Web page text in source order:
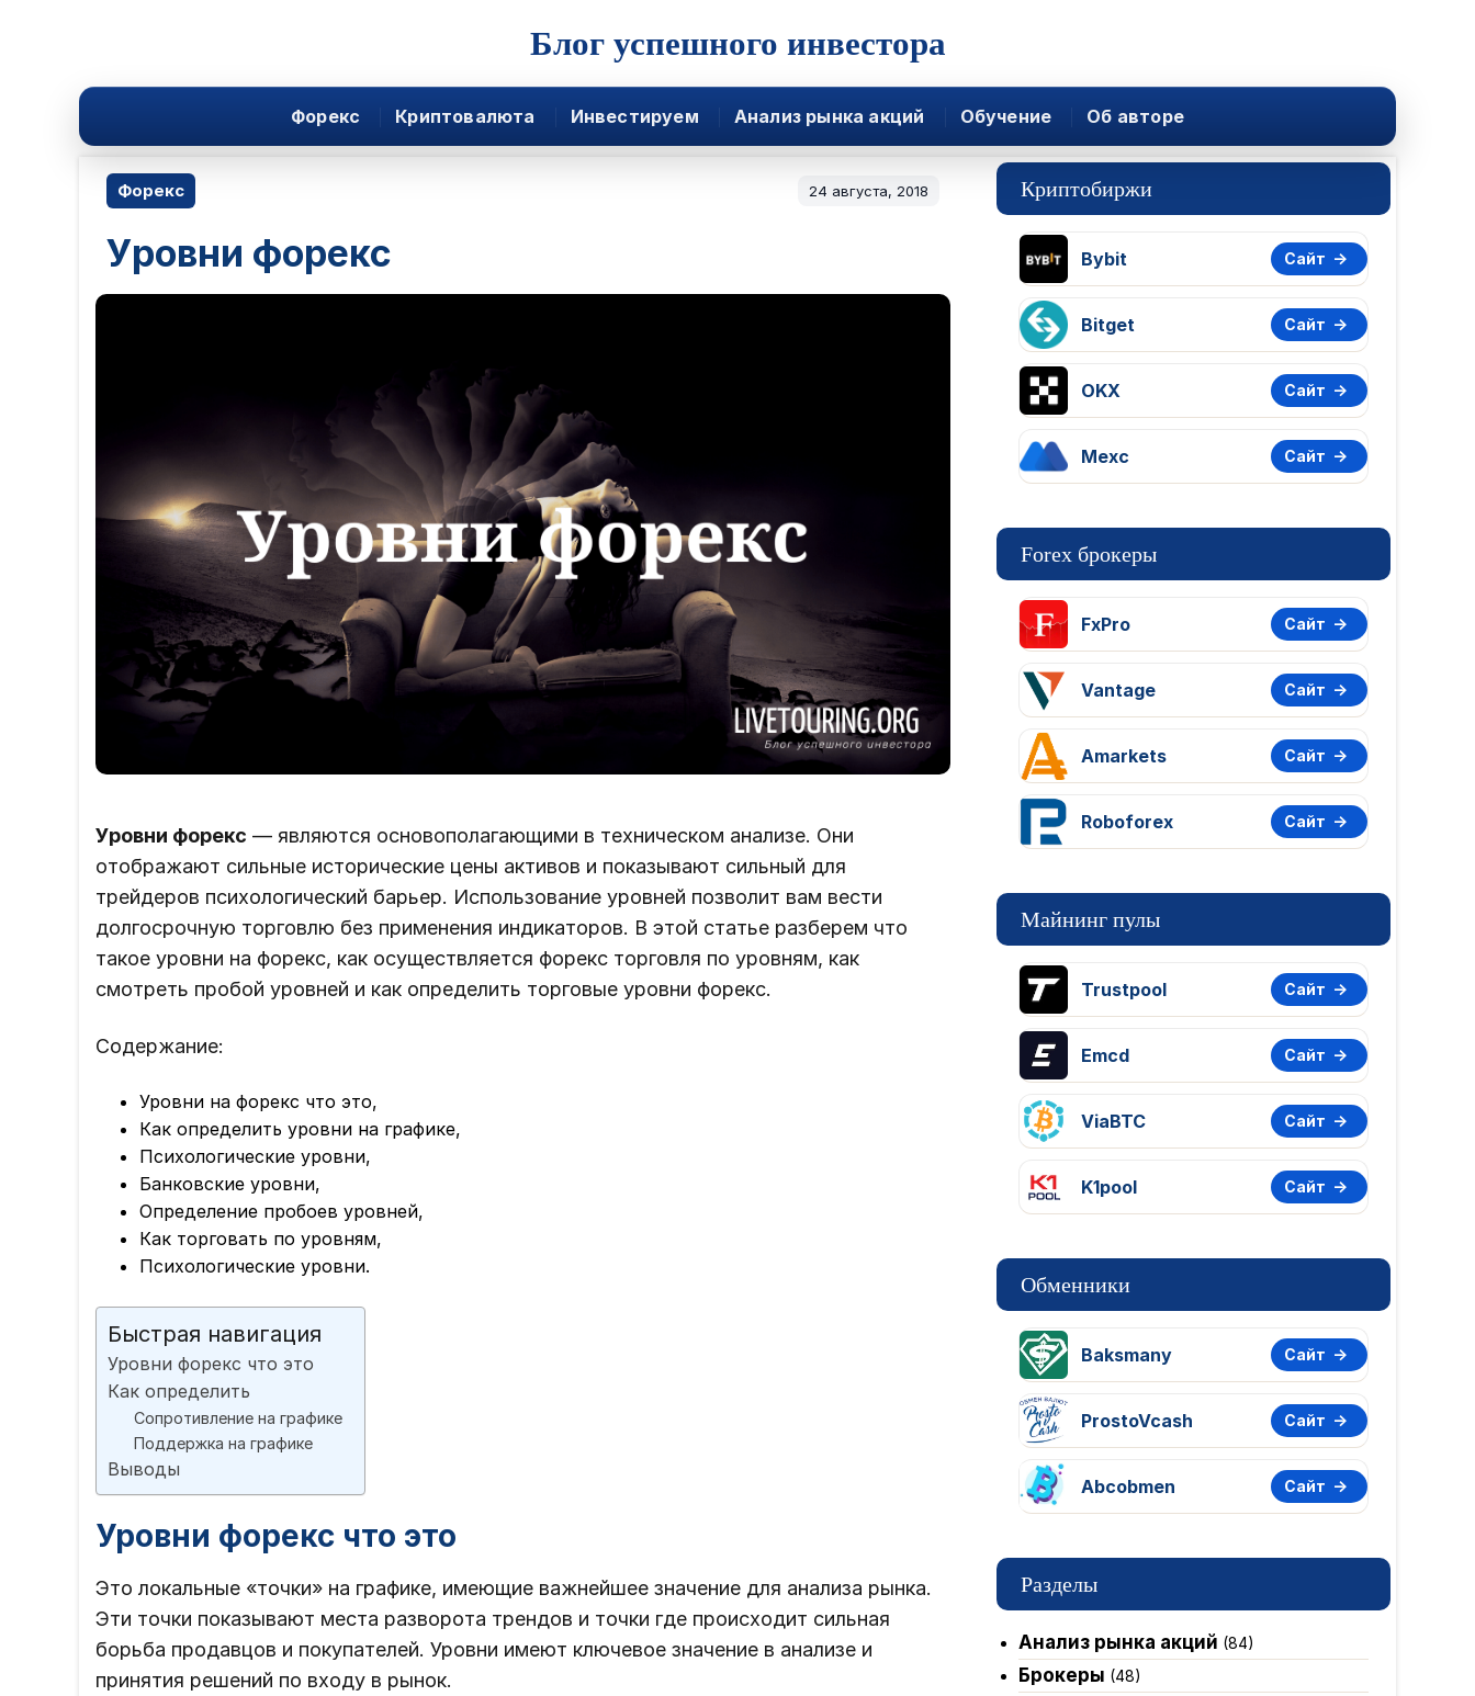
Блог успешного инвестора
Форекс Криптовалюта Инвестируем Анализ рынка акций Обучение Об авторе
Форекс 24 августа, 2018
Уровни форекс
Уровни форекс — являются основополагающими в техническом анализе. Они
отображают сильные исторические цены активов и показывают сильный для
трейдеров психологический барьер. Использование уровней позволит вам вести
долгосрочную торговлю без применения индикаторов. В этой статье разберем что
такое уровни на форекс, как осуществляется форекс торговля по уровням, как
смотреть пробой уровней и как определить торговые уровни форекс.
Содержание:
Уровни на форекс что это,
Как определить уровни на графике,
Психологические уровни,
Банковские уровни,
Определение пробоев уровней,
Как торговать по уровням,
Психологические уровни.
Быстрая навигация
Уровни форекс что это
Как определить
Сопротивление на графике
Поддержка на графике
Выводы
Уровни форекс что это
Это локальные «точки» на графике, имеющие важнейшее значение для анализа рынка.
Эти точки показывают места разворота трендов и точки где происходит сильная
борьба продавцов и покупателей. Уровни имеют ключевое значение в анализе и
принятия решений по входу в рынок.
Криптобиржи
Bybit Сайт
Bitget Сайт
OKX Сайт
Mexc Сайт
Forex брокеры
FxPro Сайт
Vantage Сайт
Amarkets Сайт
Roboforex Сайт
Майнинг пулы
Trustpool Сайт
Emcd Сайт
ViaBTC Сайт
K1pool Сайт
Обменники
Baksmany Сайт
ProstoVcash Сайт
Abcobmen Сайт
Разделы
Анализ рынка акций (84)
Брокеры (48)